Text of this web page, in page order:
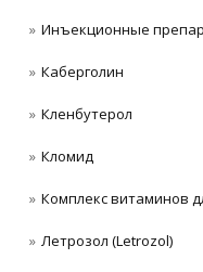
Инъeкциoнныe
Каберголин
Кленбутерол
Кломид
Комплекс витаминов
Летрозол (Letrozol)